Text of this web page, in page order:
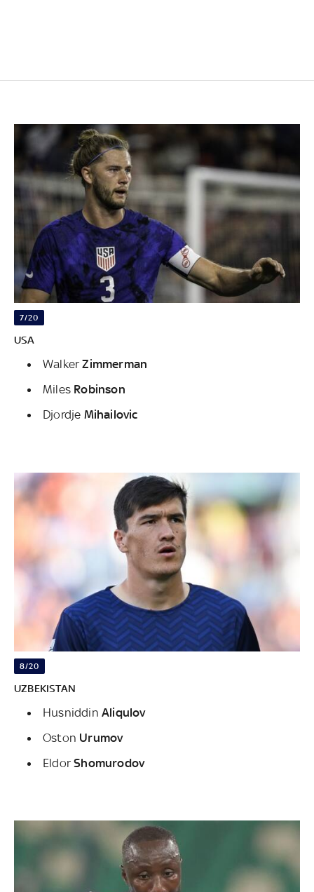
7/20
USA
WalkerZimmerman
Miles Robinson
Djordje Mihailovic
8/20
UZBEKISTAN
Husniddin Aliqulov
Oston Urumov
EldorShomurodov